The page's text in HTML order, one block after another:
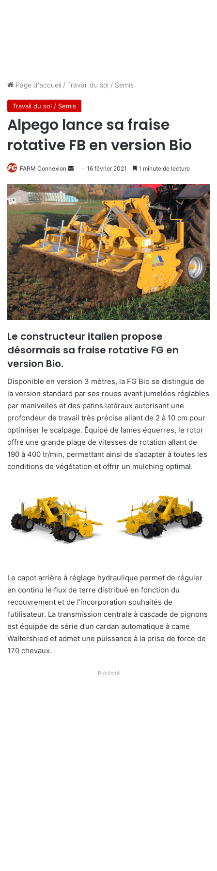
Page d'accueil /Travail du sol / Semis
Travail du sol / Semis
Alpego lance sa fraise
rotative FB en version Bio
FARM Connexion
v
o
y
e
r
u
n
c
o
u
r
r
l
16 février 2021 1 minute de lecture
Le constructeur italien propose
désormais sa fraise rotative FG en
version Bio.
Disponible en version 3 mètres, la FG Bio se distingue de
la version standard par ses roues avant jumelées réglables
par manivelles et des patins latéraux autorisant une
profondeur de travail très précise allant de 2 à 10 cm pour
optimiser le scalpage. Équipé de lames équerres, le rotor
offre une grande plage de vitesses de rotation allant de
190 à 400 tr/min, permettant ainsi de s’adapter à toutes les
conditions de végétation et offrir un mulching optimal.
Le capot arrière à réglage hydraulique permet de réguler
en continu le flux de terre distribué en fonction du
recouvrement et de l’incorporation souhaités de
l’utilisateur. La transmission centrale à cascade de pignons
est équipée de série d’un cardan automatique à came
Waltershied et admet une puissance à la prise de force de
170 chevaux.
Publicité